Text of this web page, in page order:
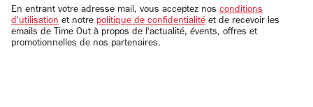
email
En entrant votre adresse mail, vous acceptez nos conditions
d'utilisation et notre politique de confidentialité et de recevoir les
emails de Time Out à propos de l'actualité, évents, offres et
promotionnelles de nos partenaires.